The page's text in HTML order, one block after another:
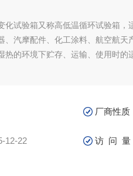
化试验箱又称高低温循环试验箱，
、汽摩配件、化工涂料、航空航天
热的环境下贮存、运输、使用时的
厂商性质
12-22 访 问 量